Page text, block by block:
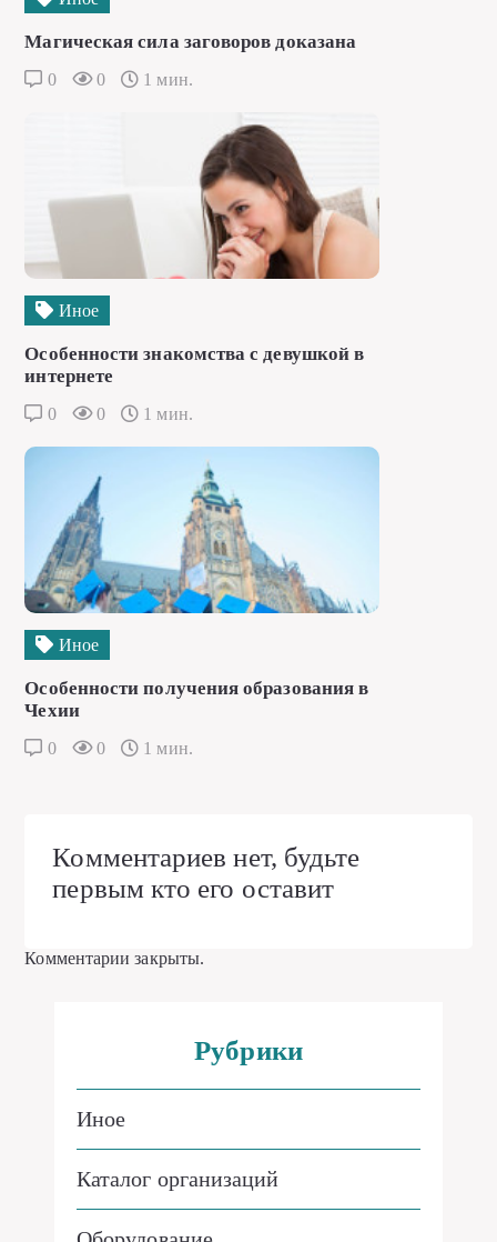
Магическая сила заговоров доказана
0 0 1 мин.
Иное
Особенности знакомства с девушкой в
интернете
0 0 1 мин.
Иное
Особенности получения образования в
Чехии
0 0 1 мин.
Комментариев нет, будьте
первым кто его оставит
Комментарии закрыты.
Рубрики
Иное
Каталог организаций